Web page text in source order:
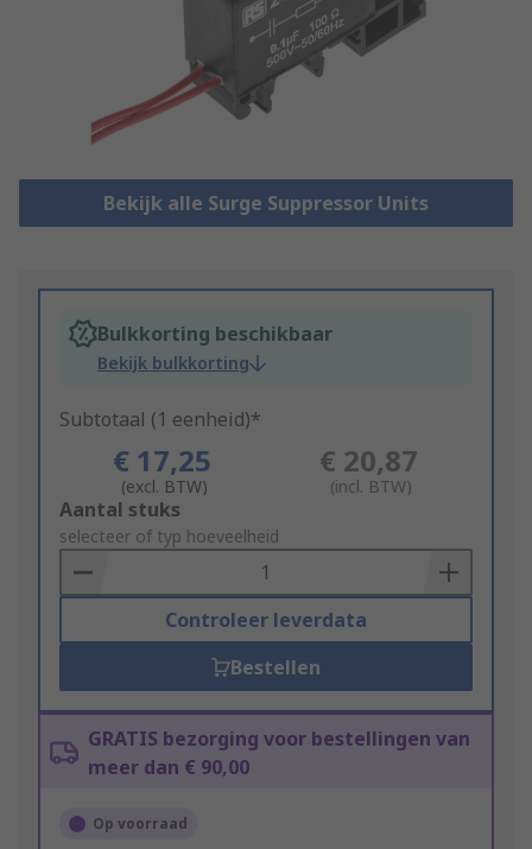
Bekijk alle Surge Suppressor Units
Bulkkorting beschikbaar
Bekijk bulkkorting
Subtotaal (1 eenheid)*
€ 17,25
(excl. BTW)
€ 20,87
(incl. BTW)
Add
to
Basket
Aantal stuks
selecteer of typ hoeveelheid
Controleer leverdata
Bestellen
GRATIS bezorging voor bestellingen van
meer dan € 90,00
Op voorraad